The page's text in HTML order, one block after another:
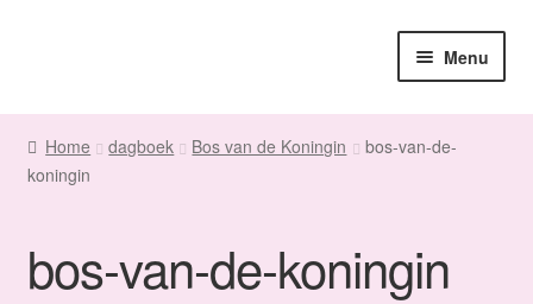
navigatie
inhoud
Menu
Home
Sanne
Home dagboek Bos van de Koningin
bos-van-de-
koningin
bos-van-de-koningin